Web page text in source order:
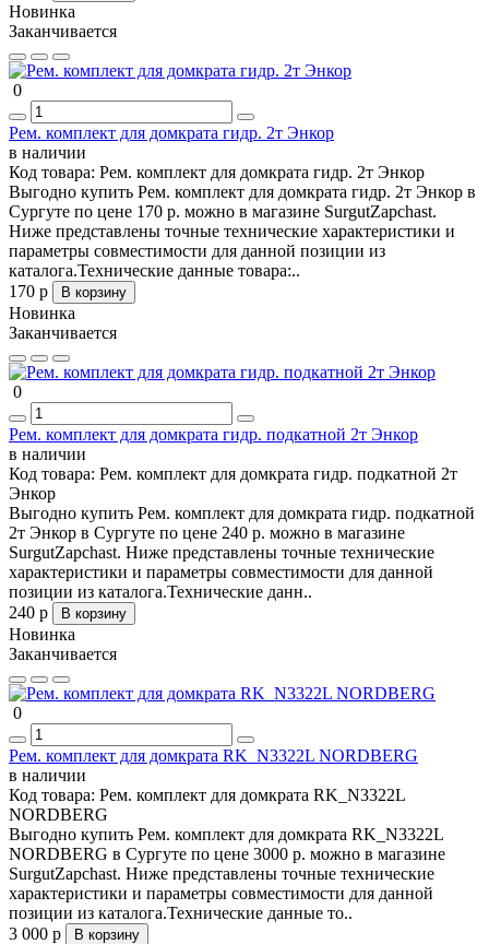
Новинка
Заканчивается
0
Рем. комплект для домкрата гидр. 2т Энкор
в наличии
Код товара: Рем. комплект для домкрата гидр. 2т Энкор
Выгодно купить Рем. комплект для домкрата гидр. 2т Энкор в
Сургуте по цене 170 р. можно в магазине SurgutZapchast.
Ниже представлены точные технические характеристики и
параметры совместимости для данной позиции из
каталога.Технические данные товара:..
170 р
В корзину
Новинка
Заканчивается
0
Рем. комплект для домкрата гидр. подкатной 2т Энкор
в наличии
Код товара: Рем. комплект для домкрата гидр. подкатной 2т
Энкор
Выгодно купить Рем. комплект для домкрата гидр. подкатной
2т Энкор в Сургуте по цене 240 р. можно в магазине
SurgutZapchast. Ниже представлены точные технические
характеристики и параметры совместимости для данной
позиции из каталога.Технические данн..
240 р
В корзину
Новинка
Заканчивается
0
Рем. комплект для домкрата RK_N3322L NORDBERG
в наличии
Код товара: Рем. комплект для домкрата RK_N3322L
NORDBERG
Выгодно купить Рем. комплект для домкрата RK_N3322L
NORDBERG в Сургуте по цене 3000 р. можно в магазине
SurgutZapchast. Ниже представлены точные технические
характеристики и параметры совместимости для данной
позиции из каталога.Технические данные то..
3 000 р
В корзину